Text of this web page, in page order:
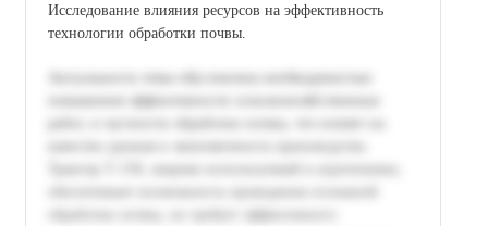
Исследование влияния ресурсов на эффективность
технологии обработки почвы.